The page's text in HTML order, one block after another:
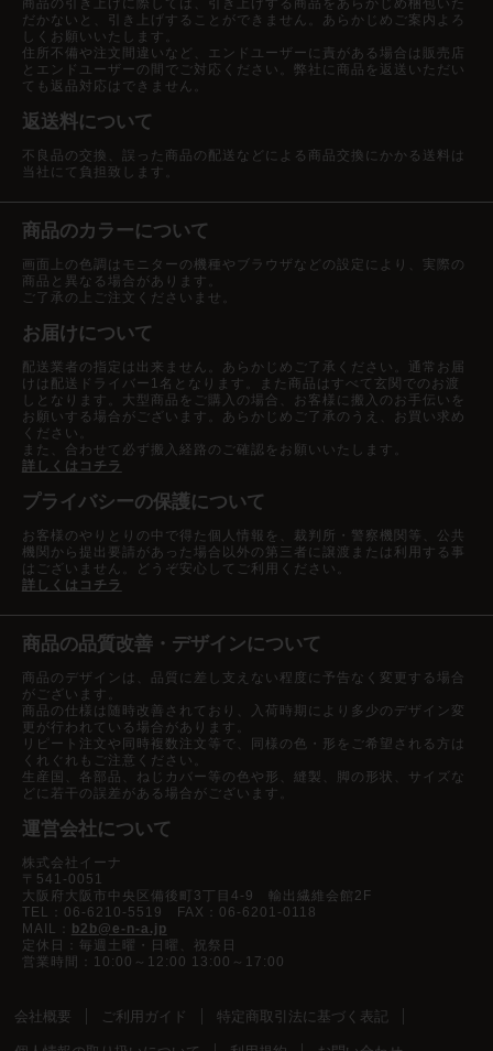
商品の引き上げに際しては、引き上げする商品をあらかじめ梱包いた
だかないと、引き上げすることができません。あらかじめご案内よろ
しくお願いいたします。
住所不備や注文間違いなど、エンドユーザーに責がある場合は販売店
とエンドユーザーの間でご対応ください。弊社に商品を返送いただい
ても返品対応はできません。
返送料について
不良品の交換、誤った商品の配送などによる商品交換にかかる送料は
当社にて負担致します。
商品のカラーについて
画面上の色調はモニターの機種やブラウザなどの設定により、実際の
商品と異なる場合があります。
ご了承の上ご注文くださいませ。
お届けについて
配送業者の指定は出来ません。あらかじめご了承ください。通常お届
けは配送ドライバー1名となります。また商品はすべて玄関でのお渡
しとなります。大型商品をご購入の場合、お客様に搬入のお手伝いを
お願いする場合がございます。あらかじめご了承のうえ、お買い求め
ください。
また、合わせて必ず搬入経路のご確認をお願いいたします。
詳しくはコチラ
プライバシーの保護について
お客様のやりとりの中で得た個人情報を、裁判所・警察機関等、公共
機関から提出要請があった場合以外の第三者に譲渡または利用する事
はございません。どうぞ安心してご利用ください。
詳しくはコチラ
商品の品質改善・デザインについて
商品のデザインは、品質に差し支えない程度に予告なく変更する場合
がございます。
商品の仕様は随時改善されており、入荷時期により多少のデザイン変
更が行われている場合があります。
リピート注文や同時複数注文等で、同様の色・形をご希望される方は
くれぐれもご注意ください。
生産国、各部品、ねじカバー等の色や形、縫製、脚の形状、サイズな
どに若干の誤差がある場合がございます。
運営会社について
株式会社イーナ
〒541-0051
大阪府大阪市中央区備後町3丁目4-9 輸出繊維会館2F
TEL：06-6210-5519 FAX：06-6201-0118
MAIL：
b2b@e-n-a.jp
定休日：毎週土曜・日曜、祝祭日
営業時間：10:00～12:00 13:00～17:00
会社概要 ご利用ガイド 特定商取引法に基づく表記